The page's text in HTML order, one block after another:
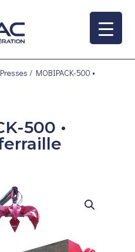
Presses / MOBIPACK-500 •
500 •